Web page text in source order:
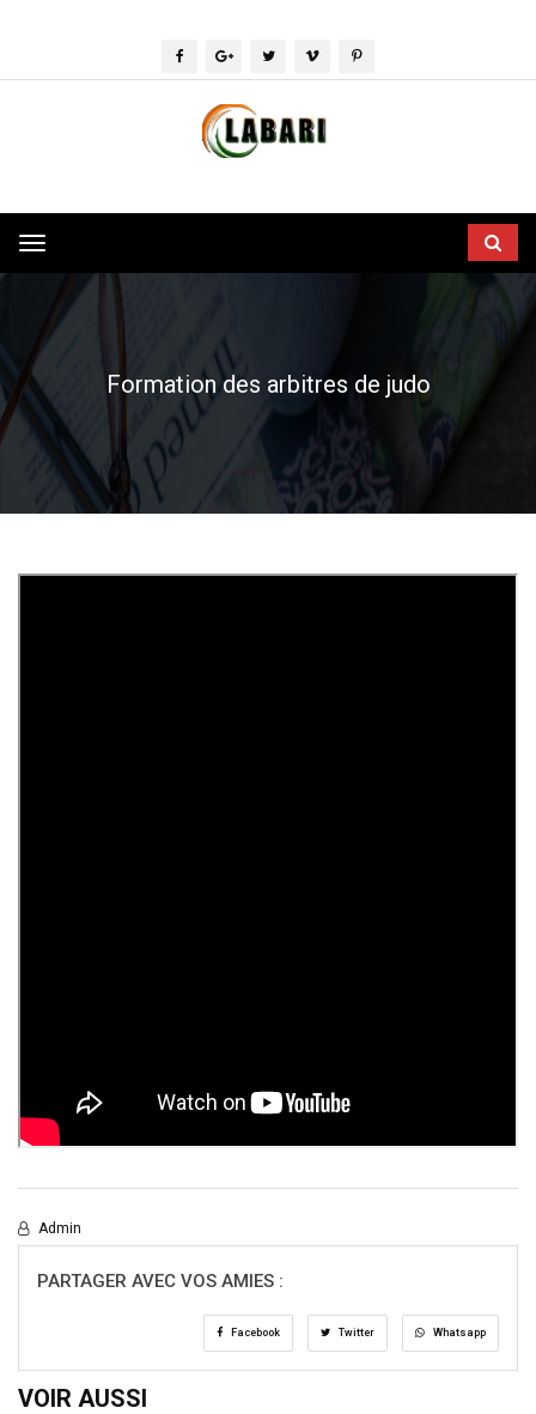
Toggle
navigation
Formation des arbitres de judo
Admin
PARTAGER AVEC VOS AMIES :
Facebook Twitter Whatsapp
VOIR AUSSI